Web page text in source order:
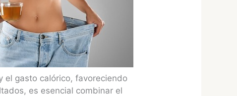
el gasto calórico, favoreciendo
es esencial combinar el